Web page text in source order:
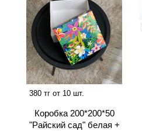
380 тг от 10 шт.
Коробка 200*200*50
"Райский сад" белая +